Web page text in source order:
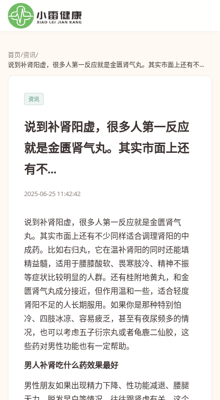
首页/资讯/
说到补肾阳虚，很多人第一反应就是金匮肾气丸。其实市面上还有不...
资讯
说到补肾阳虚，很多人第一反应
就是金匮肾气丸。其实市面上还
有不...
2025-06-25 11:42:42
说到补肾阳虚，很多人第一反应就是金匮肾气
丸。其实市面上还有不少同样适合调理肾阳的中
成药。比如右归丸，它在温补肾阳的同时还能填
精益髓，适用于腰膝酸软、畏寒肢冷、精神不振
等症状比较明显的人群。还有桂附地黄丸，和金
匮肾气丸成分接近，但作用温和一些，适合轻度
肾阳不足的人长期服用。如果你是那种特别怕
冷、四肢冰凉、容易疲乏，甚至有夜尿频多的情
况，也可以考虑五子衍宗丸或者龟鹿二仙胶，这
些药对男性功能也有一定帮助。
男人补肾吃什么药效果最好
男性朋友如果出现精力下降、性功能减退、腰腿